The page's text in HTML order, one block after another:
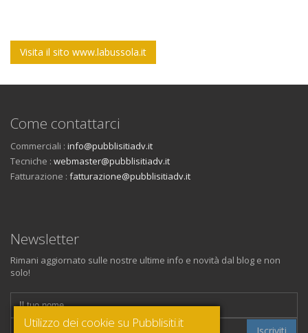
Visita il sito www.labussola.it
Come contattarci
Commerciali : info@pubblisitiadv.it
Tecniche : webmaster@pubblisitiadv.it
Fatturazione : fatturazione@pubblisitiadv.it
Newsletter
Rimani aggiornato sulle nostre ultime info e novità dal blog e non
solo!
Iscriviti
Utilizzo dei cookie su Pubblisiti.it